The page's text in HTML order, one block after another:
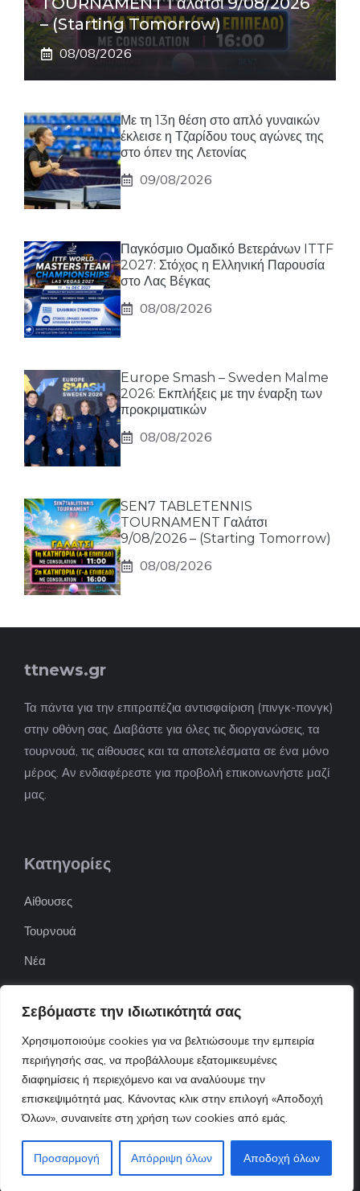
Σεβόμαστε την ιδιωτικότητά σας
Χρησιμοποιούμε cookies για να βελτιώσουμε την εμπειρία
περιήγησής σας, να προβάλλουμε εξατομικευμένες
διαφημίσεις ή περιεχόμενο και να αναλύουμε την
επισκεψιμότητά μας. Κάνοντας κλικ στην επιλογή «Αποδοχή
Όλων», συναινείτε στη χρήση των cookies από εμάς.
Προσαρμογή Απόρριψη όλων Αποδοχή όλων
– (Starting Tomorrow)
08/08/2026
Με τη 13η θέση στο απλό γυναικών
έκλεισε η Τζαρίδου τους αγώνες της
στο όπεν της Λετονίας
09/08/2026
Παγκόσμιο Ομαδικό Βετεράνων ITTF
2027: Στόχος η Ελληνική Παρουσία
στο Λας Βέγκας
08/08/2026
Europe Smash – Sweden Malme
2026: Εκπλήξεις με την έναρξη των
προκριματικών
08/08/2026
SEN7 TABLETENNIS
TOURNAMENT Γαλάτσι
9/08/2026 – (Starting Tomorrow)
08/08/2026
ttnews.gr
Τα πάντα για την επιτραπέζια αντισφαίριση (πινγκ-πονγκ)
στην οθόνη σας. Διαβάστε για όλες τις διοργανώσεις, τα
τουρνουά, τις αίθουσες και τα αποτελέσματα σε ένα μόνο
μέρος. Αν ενδιαφέρεστε για προβολή επικοινωνήστε μαζί
μας.
Κατηγορίες
Αίθουσες
Τουρνουά
Νέα
ΠΟΦΕΠΑ
ΕΦΟΕΠΑ
Επικοινωνία